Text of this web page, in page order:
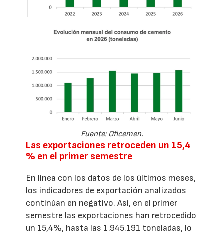
Fuente: Oficemen.
Las exportaciones retroceden un 15,4
% en el primer semestre
En línea con los datos de los últimos meses,
los indicadores de exportación analizados
continúan en negativo. Así, en el primer
semestre las exportaciones han retrocedido
un 15,4%, hasta las 1.945.191 toneladas, lo